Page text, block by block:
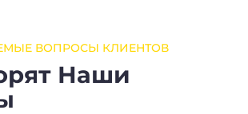
ВОПРОСЫ КЛИЕНТОВ
Наши